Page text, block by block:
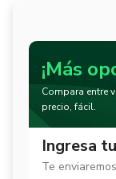
¡Más
Compara entre
precio, fácil.
Ingresa
Te